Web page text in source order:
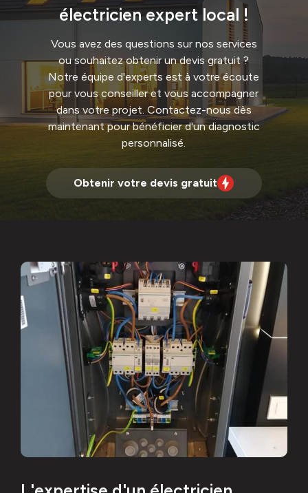
électricien expert local !
Vous avez des questions sur nos services
ou souhaitez obtenir un devis gratuit ?
Notre équipe d'experts est à votre écoute
pour vous conseiller et vous accompagner
dans votre projet. Contactez-nous dès
maintenant pour bénéficier d'un diagnostic
personnalisé.
Obtenir votre devis gratuit